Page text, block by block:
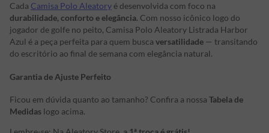
Cada Camisa Polo Aleatory é desenvolvida com foco na
durabilidade, conforto e elegância. Com nosso icônico logo do
jogador de golfe no peito, Camisa Polo Aleatory Listrada Harbor
Azul é a peça perfeita para quem busca versatilidade — transitando
do escritório ao final de semana com elegância natural.
Garantia de Ajuste Perfeito
Ficou em dúvida quanto ao tamanho? Confira a nossa Tabela de
Medidas logo acima.